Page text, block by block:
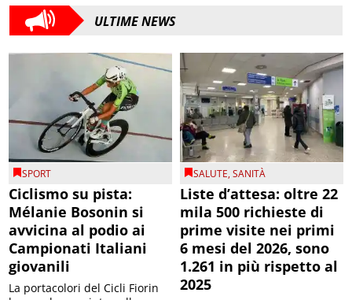
ULTIME NEWS
SPORT
Ciclismo su pista:
Mélanie Bosonin si
avvicina al podio ai
Campionati Italiani
giovanili
La portacolori del Cicli Fiorin
SALUTE,SANITÀ
Liste d’attesa: oltre 22
mila 500 richieste di
prime visite nei primi
6 mesi del 2026, sono
1.261 in più rispetto al
2025